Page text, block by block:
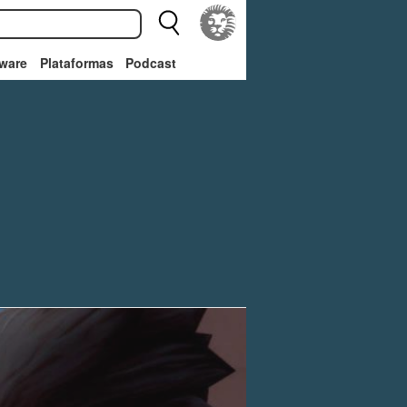
Plataformas Podcast